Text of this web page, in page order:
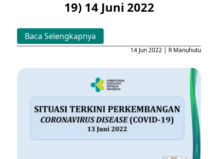
19) 14 Juni 2022
Baca Selengkapnya
14 Jun 2022 | R Manuhutu